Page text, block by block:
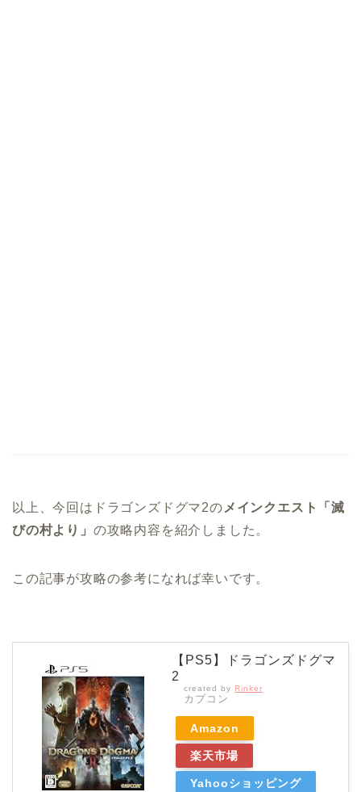
以上、今回はドラゴンズドグマ2の メインクエスト「滅
びの村より」 の攻略内容を紹介しました。
この記事が攻略の参考になれば幸いです。
【PS5】ドラゴンズドグマ
2
created by Rinker
カプコン
Amazon
楽天市場
Yahooショッピング